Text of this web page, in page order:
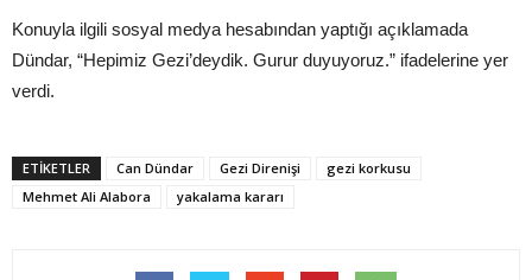
Konuyla ilgili sosyal medya hesabından yaptığı açıklamada
Dündar, “Hepimiz Gezi’deydik. Gurur duyuyoruz.” ifadelerine yer
verdi.
ETIKETLER Can Dündar Gezi Direnişi
gezi korkusu
Mehmet Ali Alabora
yakalama kararı